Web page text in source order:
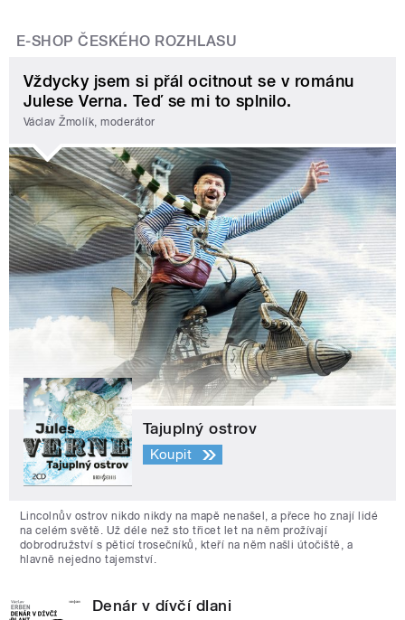
E-SHOP ČESKÉHO ROZHLASU
Vždycky jsem si přál ocitnout se v románu
Julese Verna. Teď se mi to splnilo.
Václav Žmolík, moderátor
Tajuplný ostrov
Koupit
Lincolnův ostrov nikdo nikdy na mapě nenašel, a přece ho znají lidé
na celém světě. Už déle než sto třicet let na něm prožívají
dobrodružství s pěticí trosečníků, kteří na něm našli útočiště, a
hlavně nejedno tajemství.
Denár v dívčí dlani